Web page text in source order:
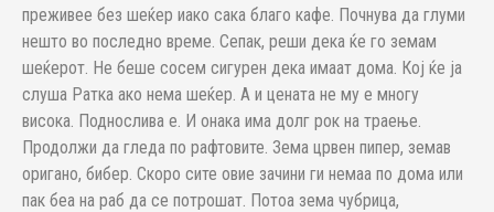
преживее без шеќер иако сака благо кафе. Почнува да глуми
нешто во последно време. Сепак, реши дека ќе го земам
шеќерот. Не беше сосем сигурен дека имаат дома. Кој ќе ја
слуша Ратка ако нема шеќер. А и цената не му е многу
висока. Поднослива е. И онака има долг рок на траење.
Продолжи да гледа по рафтовите. Зема црвен пипер, земав
оригано, бибер. Скоро сите овие зачини ги немаа по дома или
пак беа на раб да се потрошат. Потоа зема чубрица,